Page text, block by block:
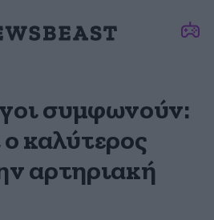
συμφωνούν:
καλύτερος
αρτηριακή